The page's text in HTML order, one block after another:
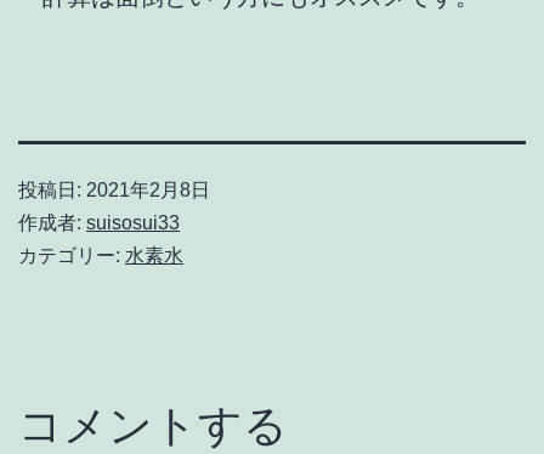
投稿日: 2021年2月8日
作成者: suisosui33
カテゴリー: 水素水
コメントする